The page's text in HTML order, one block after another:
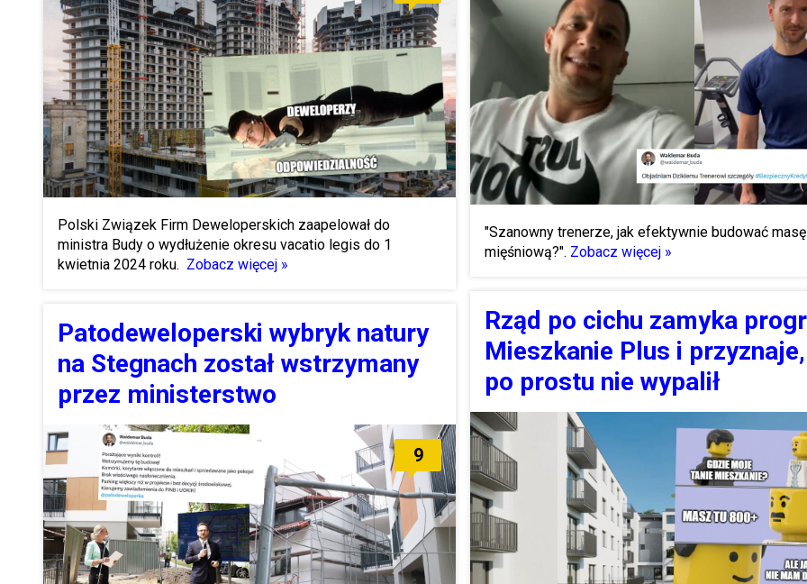
Polski Związek Firm Deweloperskich zaapelował do
ministra Budy o wydłużenie okresu vacatio legis do 1
kwietnia 2024 roku. Zobacz więcej »
Patodeweloperski wybryk natury
na Stegnach został wstrzymany
przez ministerstwo
9
"Szanowny trenerze, jak efektywnie budować masę
mięśniową?". Zobacz więcej »
Rząd po cichu zamyka
Mieszkanie Plus i
po prostu nie wypalił